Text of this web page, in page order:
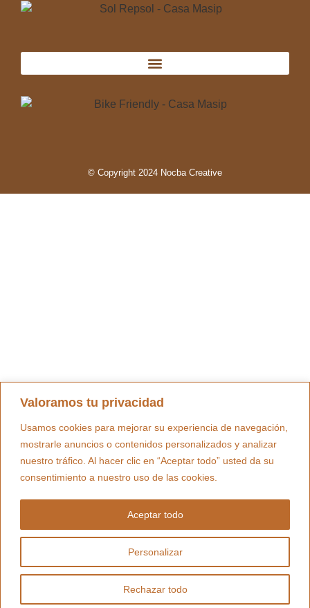
Valoramos tu privacidad
Usamos cookies para mejorar su experiencia de navegación,
mostrarle anuncios o contenidos personalizados y analizar
nuestro tráfico. Al hacer clic en “Aceptar todo” usted da su
consentimiento a nuestro uso de las cookies.
Personalizar
Rechazar todo
Aceptar todo
© Copyright 2024 Nocba Creative